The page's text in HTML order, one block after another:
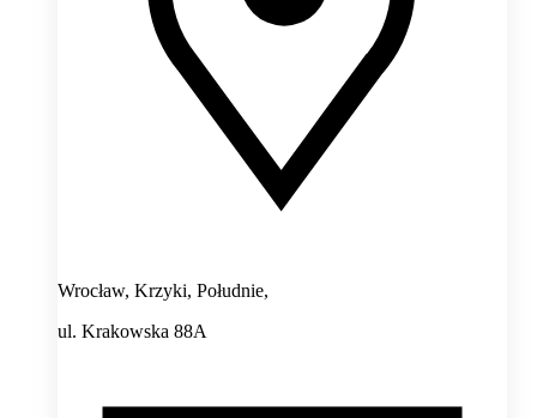
Wrocław, Krzyki, Południe,
ul. Krakowska 88A